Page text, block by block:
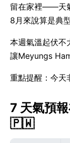
留在家裡——天
8月來說算是典型
本週氣溫起伏
讓Meyungs
重點提醒：今天
7 天氣預
🇵🇼